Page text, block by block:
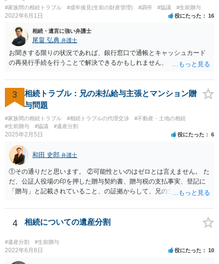
ご相談されるのもひとつの方法です。
#家族間の相続トラブル #成年後見(生前の財産管理) #調停 #協議 #生前贈与
2022年6月1日 役にたった 16
相続・遺言に強い弁護士
尾畠 弘典 弁護士
お聞きする限りの状況であれば、銀行窓口で通帳とキャッシュカード
の再発行手続を行うことで解決できるかもしれません。
3
相続トラブル：兄の未払給与主張とマンション贈
与問題
#家族間の相続トラブル #相続トラブルの代理交渉
#不動産・土地の相続
#生前贈与
#協議 #遺産分割
2025年2月5日 役にたった 6
和田 史郎 弁護士
①その通りだと思います。 ②可能性といのはゼロとは言えません。 た
だ、公証人役場の印を押した贈与契約書、贈与税の支払事実、登記に
「贈与」と記載されていること、の証拠からして、兄の主張は通らな
わなければ、遺産分割調停を申し立てて進めるのがベターのような気
がしますね。
4 相続についての遺産分割
#遺産分割 #生前贈与
2022年6月8日 役にたった 10